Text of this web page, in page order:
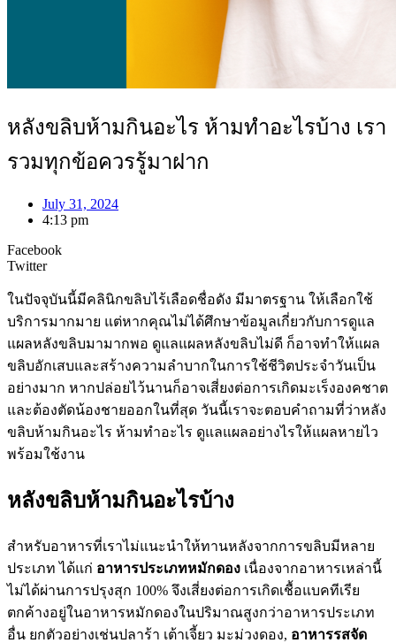
หลังขลิบห้ามกินอะไร ห้ามทำอะไรบ้าง เรา
รวมทุกข้อควรรู้มาฝาก
July 31, 2024
4:13 pm
Facebook
Twitter
ในปัจจุบันนี้มีคลินิกขลิบไร้เลือดชื่อดัง มีมาตรฐาน ให้เลือกใช้
บริการมากมาย แต่หากคุณไม่ได้ศึกษาข้อมูลเกี่ยวกับการดูแล
แผลหลังขลิบมามากพอ ดูแลแผลหลังขลิบไม่ดี ก็อาจทำให้แผล
ขลิบอักเสบและสร้างความลำบากในการใช้ชีวิตประจำวันเป็น
อย่างมาก หากปล่อยไว้นานก็อาจเสี่ยงต่อการเกิดมะเร็งองคชาต
และต้องตัดน้องชายออกในที่สุด วันนี้เราจะตอบคำถามที่ว่าหลัง
ขลิบห้ามกินอะไร ห้ามทำอะไร ดูแลแผลอย่างไรให้แผลหายไว
พร้อมใช้งาน
หลังขลิบห้ามกินอะไรบ้าง
สำหรับอาหารที่เราไม่แนะนำให้ทานหลังจากการขลิบมีหลาย
ประเภท ได้แก่ อาหารประเภทหมักดอง เนื่องจากอาหารเหล่านี้
ไม่ได้ผ่านการปรุงสุก 100% จึงเสี่ยงต่อการเกิดเชื้อแบคทีเรีย
ตกค้างอยู่ในอาหารหมักดองในปริมาณสูงกว่าอาหารประเภท
อื่น ยกตัวอย่างเช่นปลาร้า เต้าเจี้ยว มะม่วงดอง, อาหารรสจัด